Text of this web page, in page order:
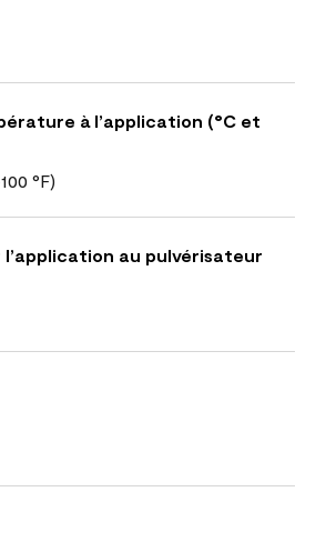
à l’application (°C et
°F)
l’application au pulvérisateur